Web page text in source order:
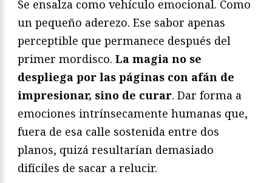
Se ensalza como vehículo emocional. Como
un pequeño aderezo. Ese sabor apenas
perceptible que permanece después del
primer mordisco. La magia no se
despliega por las páginas con afán de
impresionar, sino de curar. Dar forma a
emociones intrínsecamente humanas que,
fuera de esa calle sostenida entre dos
planos, quizá resultarían demasiado
difíciles de sacar a relucir.